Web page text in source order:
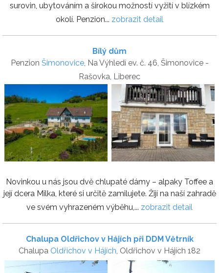
surovin, ubytováním a širokou možností vyžití v blízkém
okolí. Penzion... zobrazit detail
Bílý dům
Penzion Šimonovice, Na Výhledí ev. č. 46, Šimonovice -
Rašovka, Liberec
Novinkou u nás jsou dvě chlupaté dámy – alpaky Toffee a
její dcera Milka, které si určitě zamilujete. Žijí na naší zahradě
ve svém vyhrazeném výběhu,... zobrazit detail
Chalupa Oldřichov v Hájích při DDM Větrník
Chalupa Oldřichov v Hájích , Oldřichov v Hájích 182